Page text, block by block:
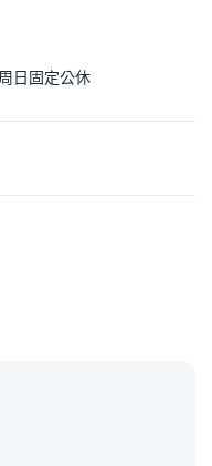
日固定公休